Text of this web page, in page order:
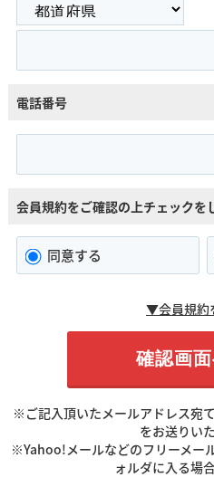
電話番号
会員規約をご確認の上チェックを
同意する
▼会員規
※ご記入頂いたメールアドレス宛
をお送りい
※Yahoo!メールなどのフリーメー
ォルダに入る場